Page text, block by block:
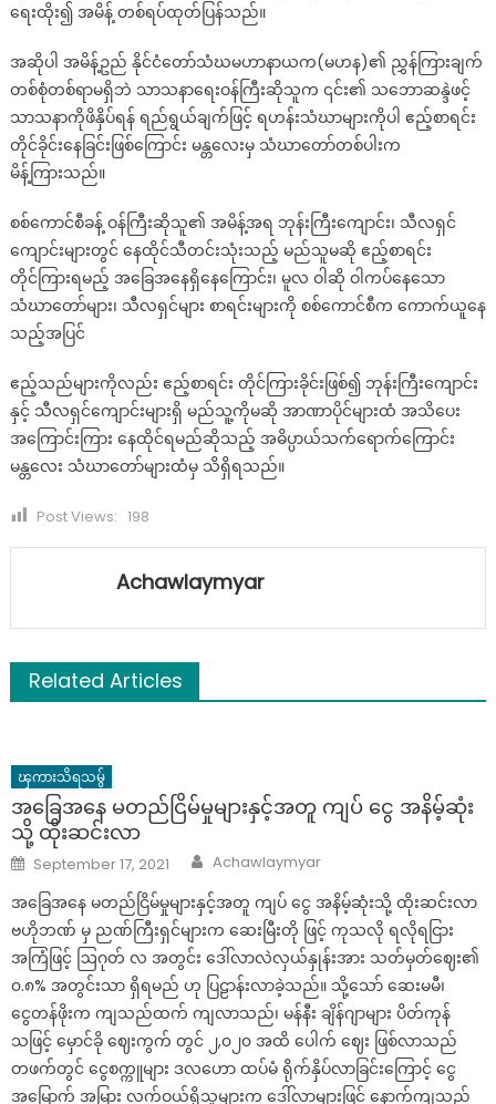
ရေးထိုး၍ အမိန့် တစ်ရပ်ထုတ်ပြန်သည်။
အဆိုပါ အမိန့်ဥည် နိုင်ငံတော်သံဃမဟာနာယက(မဟန)၏ ညွှန်ကြားချက်
တစ်စုံတစ်ရာမရှိဘဲ သာသနာရေးဝန်ကြီးဆိုသူက ၎င်း၏ သဘောဆန္ဒဲဖင့်
သာသနာကိုဖိနှိပ်ရန် ရည်ရွယ်ချက်ဖြင့် ရဟန်းသံဃာများကိုပါ ဧည့်စာရင်း
တိုင်ခိုင်းနေခြင်းဖြစ်ကြောင်း မန္တလေးမှ သံဃာတော်တစ်ပါးက
မိန့်ကြားသည်။
စစ်ကောင်စီခန့် ဝန်ကြီးဆိုသူ၏ အမိန့်အရ ဘုန်းကြီးကျောင်း၊ သီလရှင်
ကျောင်းများတွင် နေထိုင်သီတင်းသုံးသည့် မည်သူမဆို ဧည့်စာရင်း
တိုင်ကြားရမည့် အခြေအနေရှိနေကြောင်း၊ မူလ ဝါဆို ဝါကပ်နေသော
သံဃာတော်များ၊ သီလရှင်များ စာရင်းများကို စစ်ကောင်စီက ကောက်ယူနေ
သည့်အပြင်
ဧည့်သည်များကိုလည်း ဧည့်စာရင်း တိုင်ကြားခိုင်းဖြစ်၍ ဘုန်းကြီးကျောင်း
နှင့် သီလရှင်ကျောင်းများရှိ မည်သူ့ကိုမဆို အာဏာပိုင်များထံ အသိပေး
အကြောင်းကြား နေထိုင်ရမည်ဆိုသည့် အဓိပ္ပာယ်သက်ရောက်ကြောင်း
မန္တလေး သံဃာတော်များထံမှ သိရှိရသည်။
Post Views: 198
Achawlaymyar
Related Articles
ၾကားသိရသမွ်
အခြေအနေ မတည်ငြိမ်မှုများနှင့်အတူ ကျပ် ငွေ အနိမ့်ဆုံး
သို့ ထိုးဆင်းလာ
Posted
on
September 17, 2021 Author
Achawlaymyar
အခြေအနေ မတည်ငြိမ်မှုများနှင့်အတူ ကျပ် ငွေ အနိမ့်ဆုံးသို့ ထိုးဆင်းလာ
ဗဟိုဘဏ် မှ ညဏ်ကြီးရှင်များက ဆေးမြီးတို ဖြင့် ကုသလို ရလိုရငြား
အကြံဖြင့် ဩဂုတ် လ အတွင်း ဒေါ်လာလဲလှယ်နှုန်းအား သတ်မှတ်ဈေး၏
၀.၈% အတွင်းသာ ရှိရမည် ဟု ပြဠာန်းလာခဲ့သည်။ သို့သော် ဆေးမမီ၊
ငွေတန်ဖိုးက ကျသည်ထက် ကျလာသည်၊ မန်နီး ချိန်ဂျာများ ပိတ်ကုန်
သဖြင့် မှောင်ခို ဈေးကွက် တွင် ၂,၀၂၀ အထိ ပေါက် ဈေး ဖြစ်လာသည်
တဖက်တွင် ငွေစက္ကူများ ဒလဟော ထပ်မံ ရိုက်နှိပ်လာခြင်းကြောင့် ငွေ
အမြောက် အမြား လက်ဝယ်ရှိသူများက ဒေါ်လာများဖြင့် နောက်ကျသည့်